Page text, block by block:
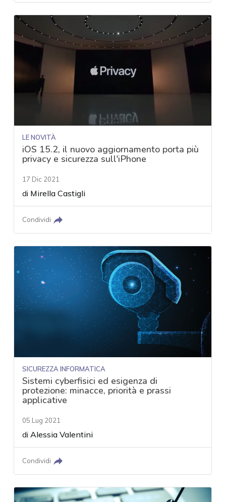
LE NOVITÀ
iOS 15.2, il nuovo aggiornamento porta più
privacy e sicurezza sull'iPhone
17 Dic 2021
di Mirella Castigli
Condividi
SICUREZZA INFORMATICA
Sistemi cyberfisici ed esigenza di
protezione: minacce, priorità e prassi
applicative
05 Lug 2021
diAlessia Valentini
Condividi